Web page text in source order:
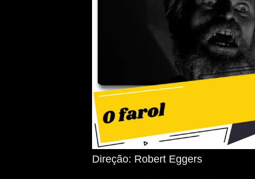
Direção: Robert Eggers